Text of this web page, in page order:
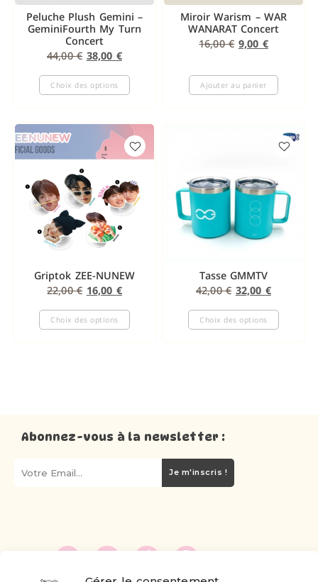
Peluche Plush Gemini –
GeminiFourth My Turn
Concert
44,00€ 38,00 €
Choix des options
Miroir Warism – WAR
WANARAT Concert
16,00€ 9,00 €
Ajouter au panier
Griptok ZEE-NUNEW
22,00€ 16,00 €
Choix des options
Tasse GMMTV
42,00€ 32,00 €
Choix des options
Abonnez-vous à la newsletter :
Je m'inscris !